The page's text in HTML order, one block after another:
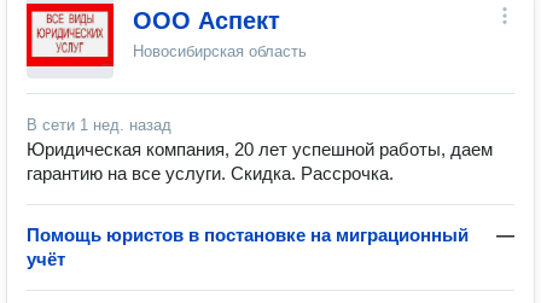
ООО Аспект
Новосибирская область
В сети 1 нед. назад
Юридическая компания, 20 лет успешной работы, даем
гарантию на все услуги. Скидка. Рассрочка.
Помощь юристов в постановке на миграционный
учёт
—